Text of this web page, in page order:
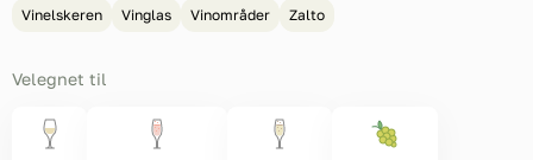
Vinelskeren
Vinglas Vinområder Zalto
Velegnet til